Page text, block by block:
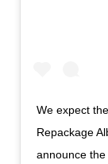
We expect
Repackage
announce the